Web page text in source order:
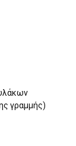
γραμμής)